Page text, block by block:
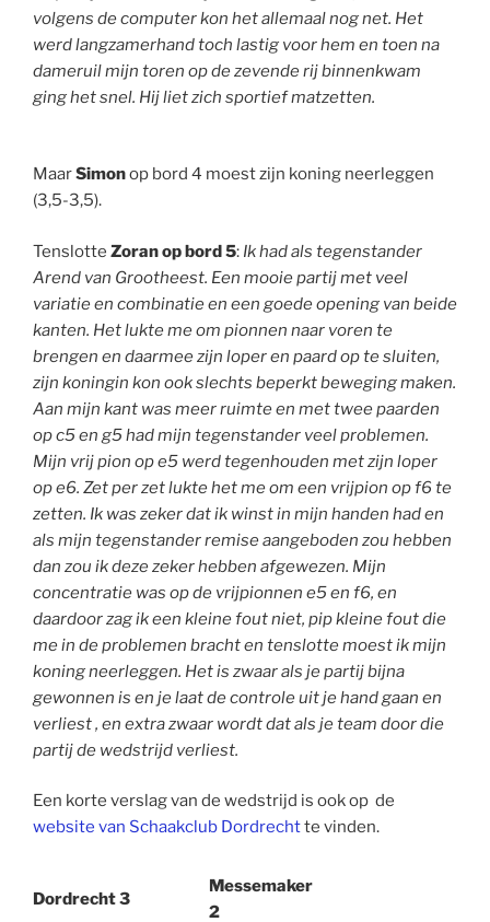
volgens de computer kon het allemaal nog net. Het
werd langzamerhand toch lastig voor hem en toen na
dameruil mijn toren op de zevende rij binnenkwam
ging het snel. Hij liet zich sportief matzetten.
MaarSimonop bord 4 moest zijn koning neerleggen
(3,5-3,5).
Tenslotte Zoran op bord 5: Ik had als tegenstander
Arend van Grootheest. Een mooie partij met veel
variatie en combinatie en een goede opening van beide
kanten. Het lukte me om pionnen naar voren te
brengen en daarmee zijn loper en paard op te sluiten,
zijn koningin kon ook slechts beperkt beweging maken.
Aan mijn kant was meer ruimte en met twee paarden
op c5 en g5 had mijn tegenstander veel problemen.
Mijn vrij pion op e5 werd tegenhouden met zijn loper
op e6. Zet per zet lukte het me om een vrijpion op f6 te
zetten. Ik was zeker dat ik winst in mijn handen had en
als mijn tegenstander remise aangeboden zou hebben
dan zou ik deze zeker hebben afgewezen. Mijn
concentratie was op de vrijpionnen e5 en f6, en
daardoor zag ik een kleine fout niet, pip kleine fout die
me in de problemen bracht en tenslotte moest ik mijn
koning neerleggen. Het is zwaar als je partij bijna
gewonnen is en je laat de controle uit je hand gaan en
verliest , en extra zwaar wordt dat als je team door die
partij de wedstrijd verliest.
Een korte verslag van de wedstrijd is ook op de
website van Schaakclub Dordrechtte vinden.
Dordrecht 3
Messemaker
2